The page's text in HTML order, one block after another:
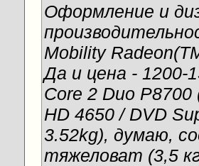
Оформление и
Mobility
Да и цена - 1200-
Core 2 Duo P8700
HD 4650 / DVD
3.52kg), думаю,
тяжеловат (3,5